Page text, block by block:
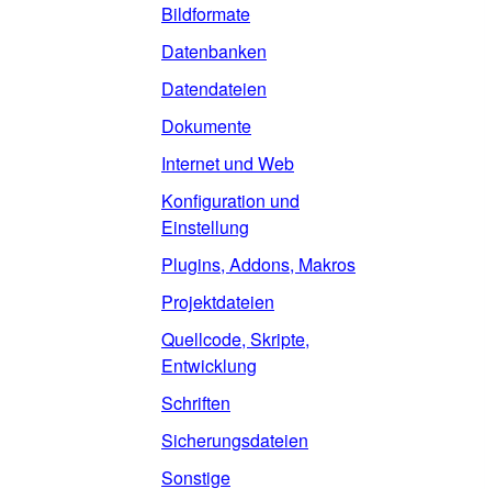
Bildformate
Datenbanken
Datendateien
Dokumente
Internet und Web
Konfiguration und
Einstellung
Plugins, Addons, Makros
Projektdateien
Quellcode, Skripte,
Entwicklung
Schriften
Sicherungsdateien
Sonstige